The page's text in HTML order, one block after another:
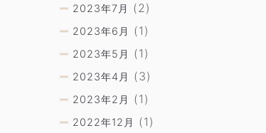
2023年7月 (2)
2023年6月 (1)
2023年5月 (1)
2023年4月 (3)
2023年2月 (1)
2022年12月 (1)